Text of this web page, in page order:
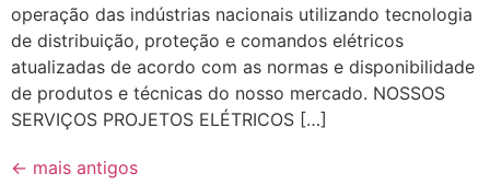
operação das indústrias nacionais utilizando tecnologia
de distribuição, proteção e comandos elétricos
atualizadas de acordo com as normas e disponibilidade
de produtos e técnicas do nosso mercado. NOSSOS
SERVIÇOS PROJETOS ELÉTRICOS […]
← mais antigos